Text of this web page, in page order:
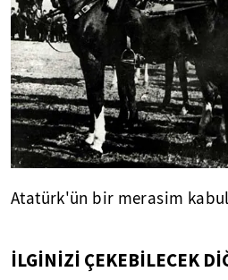
Atatürk'ün bir merasim
İLGİNİZİ ÇEKEBİLECEK